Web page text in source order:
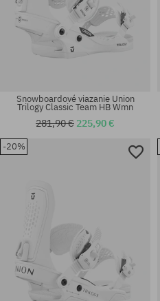
Dostupné veľkosti:
Snowboardové viazanie Union
Trilogy Classic Team HB Wmn
281,90 € 225,90 €
-20%